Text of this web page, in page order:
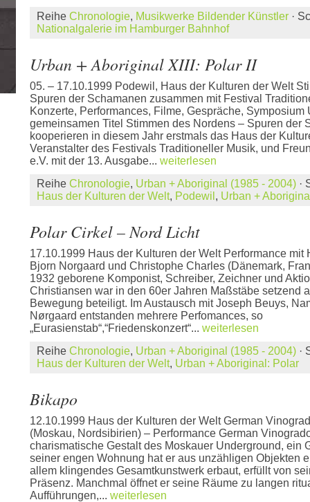
Reihe Chronologie, Musikwerke Bildender Künstler ·
Nationalgalerie im Hamburger Bahnhof
Urban + Aboriginal XIII: Polar II
05. – 17.10.1999 Podewil, Haus der Kulturen der Welt
Spuren der Schamanen zusammen mit Festival
Konzerte, Performances, Filme, Gespräche, Symposium
gemeinsamen Titel Stimmen des Nordens – Spuren der
kooperieren in diesem Jahr erstmals das Haus der
Veranstalter des Festivals Traditioneller Musik, und
e.V. mit der 13. Ausgabe... weiterlesen
Reihe Chronologie, Urban + Aboriginal (1985 - 2004) ·
Haus der Kulturen der Welt, Podewil , Urban +
Polar Cirkel – Nord Licht
17.10.1999 Haus der Kulturen der Welt Performance mit
Bjorn Norgaard und Christophe Charles (Dänemark,
1932 geborene Komponist, Schreiber, Zeichner und
Christiansen war in den 60er Jahren Maßstäbe setzend
Bewegung beteiligt. Im Austausch mit Joseph Beuys,
Nørgaard entstanden mehrere Perfomances, so
„Eurasienstab“,“Friedenskonzert“... weiterlesen
Reihe Chronologie, Urban + Aboriginal (1985 - 2004) ·
Haus der Kulturen der Welt, Urban + Aboriginal: Polar
Bikapo
12.10.1999 Haus der Kulturen der Welt German
(Moskau, Nordsibirien) – Performance German
charismatische Gestalt des Moskauer Underground, ein
seiner engen Wohnung hat er aus unzähligen Objekten
allem klingendes Gesamtkunstwerk erbaut, erfüllt von
Präsenz. Manchmal öffnet er seine Räume zu langen
Aufführungen,... weiterlesen